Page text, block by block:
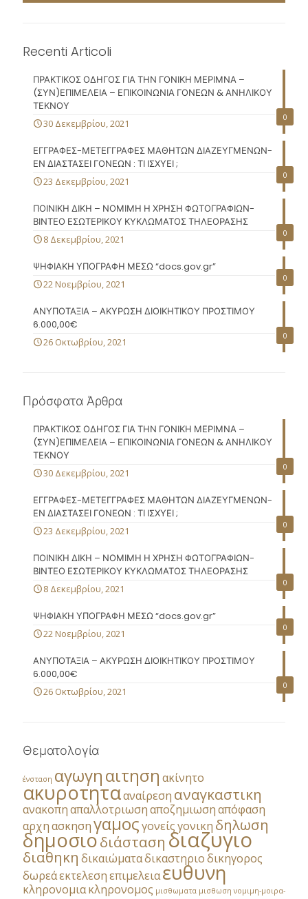
Recenti Articoli
0
ΠΡΑΚΤΙΚΟΣ ΟΔΗΓΟΣ ΓΙΑ ΤΗΝ ΓΟΝΙΚΗ ΜΕΡΙΜΝΑ –
(ΣΥΝ)ΕΠΙΜΕΛΕΙΑ – ΕΠΙΚΟΙΝΩΝΙΑ ΓΟΝΕΩΝ & ΑΝΗΛΙΚΟΥ
ΤΕΚΝΟΥ
30 Δεκεμβρίου, 2021
0
ΕΓΓΡΑΦΕΣ-ΜΕΤΕΓΓΡΑΦΕΣ ΜΑΘΗΤΩΝ ΔΙΑΖΕΥΓΜΕΝΩΝ-
ΕΝ ΔΙΑΣΤΑΣΕΙ ΓΟΝΕΩΝ : ΤΙ ΙΣΧΥΕΙ ;
23 Δεκεμβρίου, 2021
0
ΠΟΙΝΙΚΗ ΔΙΚΗ – ΝΟΜΙΜΗ Η ΧΡΗΣΗ ΦΩΤΟΓΡΑΦΙΩΝ-
ΒΙΝΤΕΟ ΕΣΩΤΕΡΙΚΟΥ ΚΥΚΛΩΜΑΤΟΣ ΤΗΛΕΟΡΑΣΗΣ
8 Δεκεμβρίου, 2021
0
ΨΗΦΙΑΚΗ ΥΠΟΓΡΑΦΗ ΜΕΣΩ “docs.gov.gr”
22 Νοεμβρίου, 2021
0
ΑΝΥΠΟΤΑΞΙΑ – ΑΚΥΡΩΣΗ ΔΙΟΙΚΗΤΙΚΟΥ ΠΡΟΣΤΙΜΟΥ
6.000,00€
26 Οκτωβρίου, 2021
Πρόσφατα Άρθρα
0
ΠΡΑΚΤΙΚΟΣ ΟΔΗΓΟΣ ΓΙΑ ΤΗΝ ΓΟΝΙΚΗ ΜΕΡΙΜΝΑ –
(ΣΥΝ)ΕΠΙΜΕΛΕΙΑ – ΕΠΙΚΟΙΝΩΝΙΑ ΓΟΝΕΩΝ & ΑΝΗΛΙΚΟΥ
ΤΕΚΝΟΥ
30 Δεκεμβρίου, 2021
0
ΕΓΓΡΑΦΕΣ-ΜΕΤΕΓΓΡΑΦΕΣ ΜΑΘΗΤΩΝ ΔΙΑΖΕΥΓΜΕΝΩΝ-
ΕΝ ΔΙΑΣΤΑΣΕΙ ΓΟΝΕΩΝ : ΤΙ ΙΣΧΥΕΙ ;
23 Δεκεμβρίου, 2021
0
ΠΟΙΝΙΚΗ ΔΙΚΗ – ΝΟΜΙΜΗ Η ΧΡΗΣΗ ΦΩΤΟΓΡΑΦΙΩΝ-
ΒΙΝΤΕΟ ΕΣΩΤΕΡΙΚΟΥ ΚΥΚΛΩΜΑΤΟΣ ΤΗΛΕΟΡΑΣΗΣ
8 Δεκεμβρίου, 2021
0
ΨΗΦΙΑΚΗ ΥΠΟΓΡΑΦΗ ΜΕΣΩ “docs.gov.gr”
22 Νοεμβρίου, 2021
0
ΑΝΥΠΟΤΑΞΙΑ – ΑΚΥΡΩΣΗ ΔΙΟΙΚΗΤΙΚΟΥ ΠΡΟΣΤΙΜΟΥ
6.000,00€
26 Οκτωβρίου, 2021
Θεματολογία
ένσταση αγωγηαιτηση ακίνητο
ακυροτητααναίρεση αναγκαστικη
ανακοπηαπαλλοτριωσηαποζημιωσηαπόφαση
αρχηασκησηγαμοςγονείςγονικη δηλωση
δημοσιοδιάσταση διαζυγιο
διαθηκη δικαιώματαδικαστηριοδικηγορος
δωρεάεκτελεσηεπιμελειαευθυνη
κληρονομιακληρονομος μισθωματα μισθωση νομιμη-μοιρα-